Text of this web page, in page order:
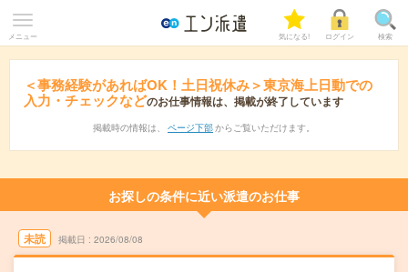
メニュー 気になる! ログイン 検索
＜事務経験があればOK！土日祝休み＞東京海上日動での
入力・チェックなどのお仕事情報は、掲載が終了しています
掲載時の情報は、 ページ下部 からご覧いただけます。
お探しの条件に近い派遣のお仕事
未読 掲載日 2026/08/08